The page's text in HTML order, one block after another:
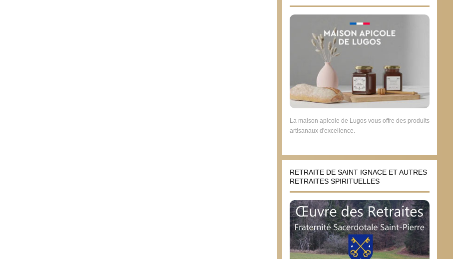
La maison apicole de Lugos vous offre des produits
artisanaux d'excellence.
RETRAITE DE SAINT IGNACE ET AUTRES
RETRAITES SPIRITUELLES